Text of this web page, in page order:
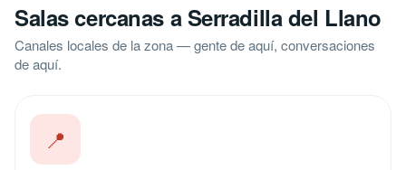
Salas cercanas a Serradilla del Llano
Canales locales de la zona — gente de aquí, conversaciones
de aquí.
📍